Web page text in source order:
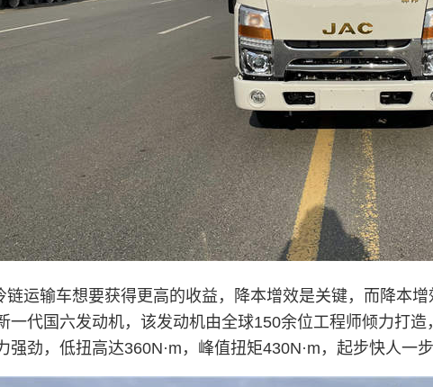
链运输车想要获得更高的收益，降本增效是关键，而降本增
一代国六发动机，该发动机由全球150余位工程师倾力打造
强劲，低扭高达360N·m，峰值扭矩430N·m，起步快人一步